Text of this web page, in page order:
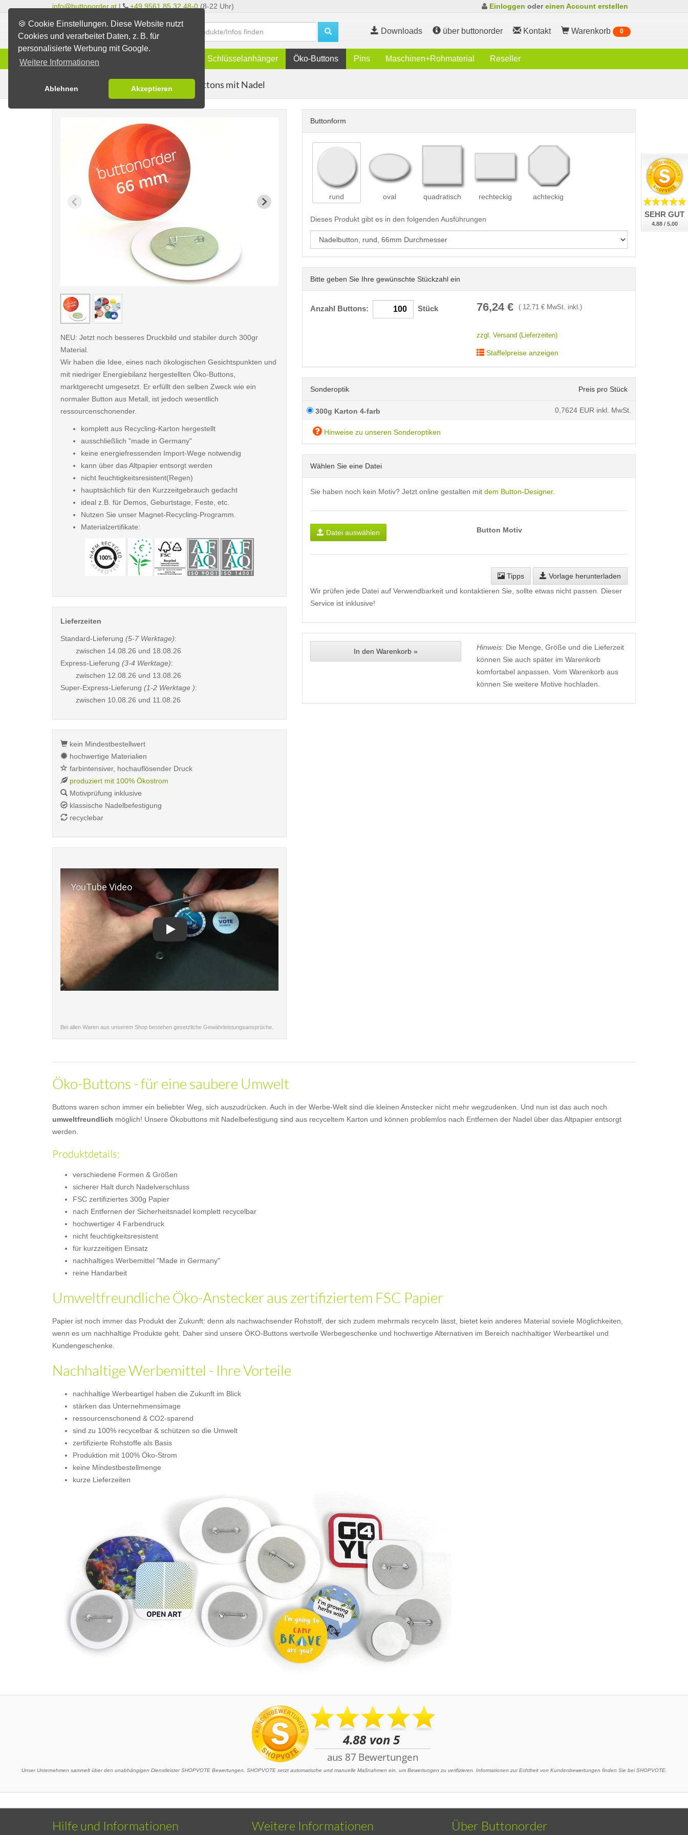
🍪 Cookie Einstellungen. Diese Website nutzt
Cookies und verarbeitet Daten, z. B. für
personalisierte Werbung mit Google.
Weitere Informationen
Ablehnen Akzeptieren
info@buttonorder.at | +49 9561 85 32 48-0 (8-22 Uhr) Einloggen odereinen Account erstellen
Downloads über buttonorder Kontakt Warenkorb 0
Infos Schlüsselanhänger Öko-Buttons Pins Maschinen+Rohmaterial Reseller
Buttons erstellen Öko-Buttons Öko-Buttons mit Nadel
Buttonform
rund oval quadratisch rechteckig achteckig
Dieses Produkt gibt es in den folgenden Ausführungen
Bitte geben Sie Ihre gewünschte Stückzahl ein
Anzahl Buttons: Stück 76,24€ ( 12,71€ MwSt. inkl.)
zzgl. Versand (Lieferzeiten)
Staffelpreise anzeigen
Sonderoptik Preis pro Stück
300g Karton 4-farb 0,7624 EUR inkl. MwSt.
Hinweise zu unseren Sonderoptiken
Wählen Sie eine Datei
Sie haben noch kein Motiv? Jetzt online gestalten mit dem Button-Designer.
Datei auswählen Button Motiv
Tipps
Vorlage herunterladen
Wir prüfen jede Datei auf Verwendbarkeit und kontaktieren Sie, sollte etwas nicht passen. Dieser
Service ist inklusive!
In den Warenkorb » Hinweis:Die Menge, Größe und die Lieferzeit
können Sie auch später im Warenkorb
komfortabel anpassen. Vom Warenkorb aus
können Sie weitere Motive hochladen.
< /picture> < /picture>
NEU: Jetzt noch besseres Druckbild und stabiler durch 300gr
Material.
Wir haben die Idee, eines nach ökologischen Gesichtspunkten und
mit niedriger Energiebilanz hergestellten Öko-Buttons,
marktgerecht umgesetzt. Er erfüllt den selben Zweck wie ein
normaler Button aus Metall, ist jedoch wesentlich
ressourcenschonender.
komplett aus Recycling-Karton hergestellt
ausschließlich "made in Germany"
keine energiefressenden Import-Wege notwendig
kann über das Altpapier entsorgt werden
nicht feuchtigkeitsresistent(Regen)
hauptsächlich für den Kurzzeitgebrauch gedacht
ideal z.B. für Demos, Geburtstage, Feste, etc.
Nutzen Sie unser Magnet-Recycling-Programm.
Materialzertifikate:
Lieferzeiten
Standard-Lieferung (5-7 Werktage):
zwischen 14.08.26 und 18.08.26
Express-Lieferung (3-4 Werktage):
zwischen 12.08.26 und 13.08.26
Super-Express-Lieferung (1-2 Werktage ):
zwischen 10.08.26 und 11.08.26
kein Mindestbestellwert
hochwertige Materialien
farbintensiver, hochauflösender Druck
produziert mit 100% Ökostrom
Motivprüfung inklusive
klassische Nadelbefestigung
recyclebar
Bei allen Waren aus unserem Shop bestehen gesetzliche Gewährleistungsansprüche.
Öko-Buttons - für eine saubere Umwelt
Buttons waren schon immer ein beliebter Weg, sich auszudrücken. Auch in der Werbe-Welt sind die kleinen Anstecker nicht mehr wegzudenken. Und nun ist das auch noch
umweltfreundlich möglich! Unsere Ökobuttons mit Nadelbefestigung sind aus recyceltem Karton und können problemlos nach Entfernen der Nadel über das Altpapier entsorgt
werden.
Produktdetails:
verschiedene Formen & Größen
sicherer Halt durch Nadelverschluss
FSC zertifiziertes 300g Papier
nach Entfernen der Sicherheitsnadel komplett recycelbar
hochwertiger 4 Farbendruck
nicht feuchtigkeitsresistent
für kurzzeitigen Einsatz
nachhaltiges Werbemittel "Made in Germany"
reine Handarbeit
Umweltfreundliche Öko-Anstecker aus zertifiziertem FSC Papier
Papier ist noch immer das Produkt der Zukunft: denn als nachwachsender Rohstoff, der sich zudem mehrmals recyceln lässt, bietet kein anderes Material soviele Möglichkeiten,
wenn es um nachhaltige Produkte geht. Daher sind unsere ÖKO-Buttons wertvolle Werbegeschenke und hochwertige Alternativen im Bereich nachhaltiger Werbeartikel und
Kundengeschenke.
Nachhaltige Werbemittel - Ihre Vorteile
nachhaltige Werbeartigel haben die Zukunft im Blick
stärken das Unternehmensimage
ressourcenschonend & CO2-sparend
sind zu 100% recycelbar & schützen so die Umwelt
zertifizierte Rohstoffe als Basis
Produktion mit 100% Öko-Strom
keine Mindestbestellmenge
kurze Lieferzeiten
Unser Unternehmen sammelt über den unabhängigen Dienstleister SHOPVOTE Bewertungen. SHOPVOTE setzt automatische und manuelle Maßnahmen ein, um Bewertungen zu verifizieren. Informationen zur Echtheit von Kundenbewertungen finden Sie bei SHOPVOTE.
Hilfe und Informationen Weitere Informationen Über Buttonorder
SEHR GUT
4.88 / 5.00